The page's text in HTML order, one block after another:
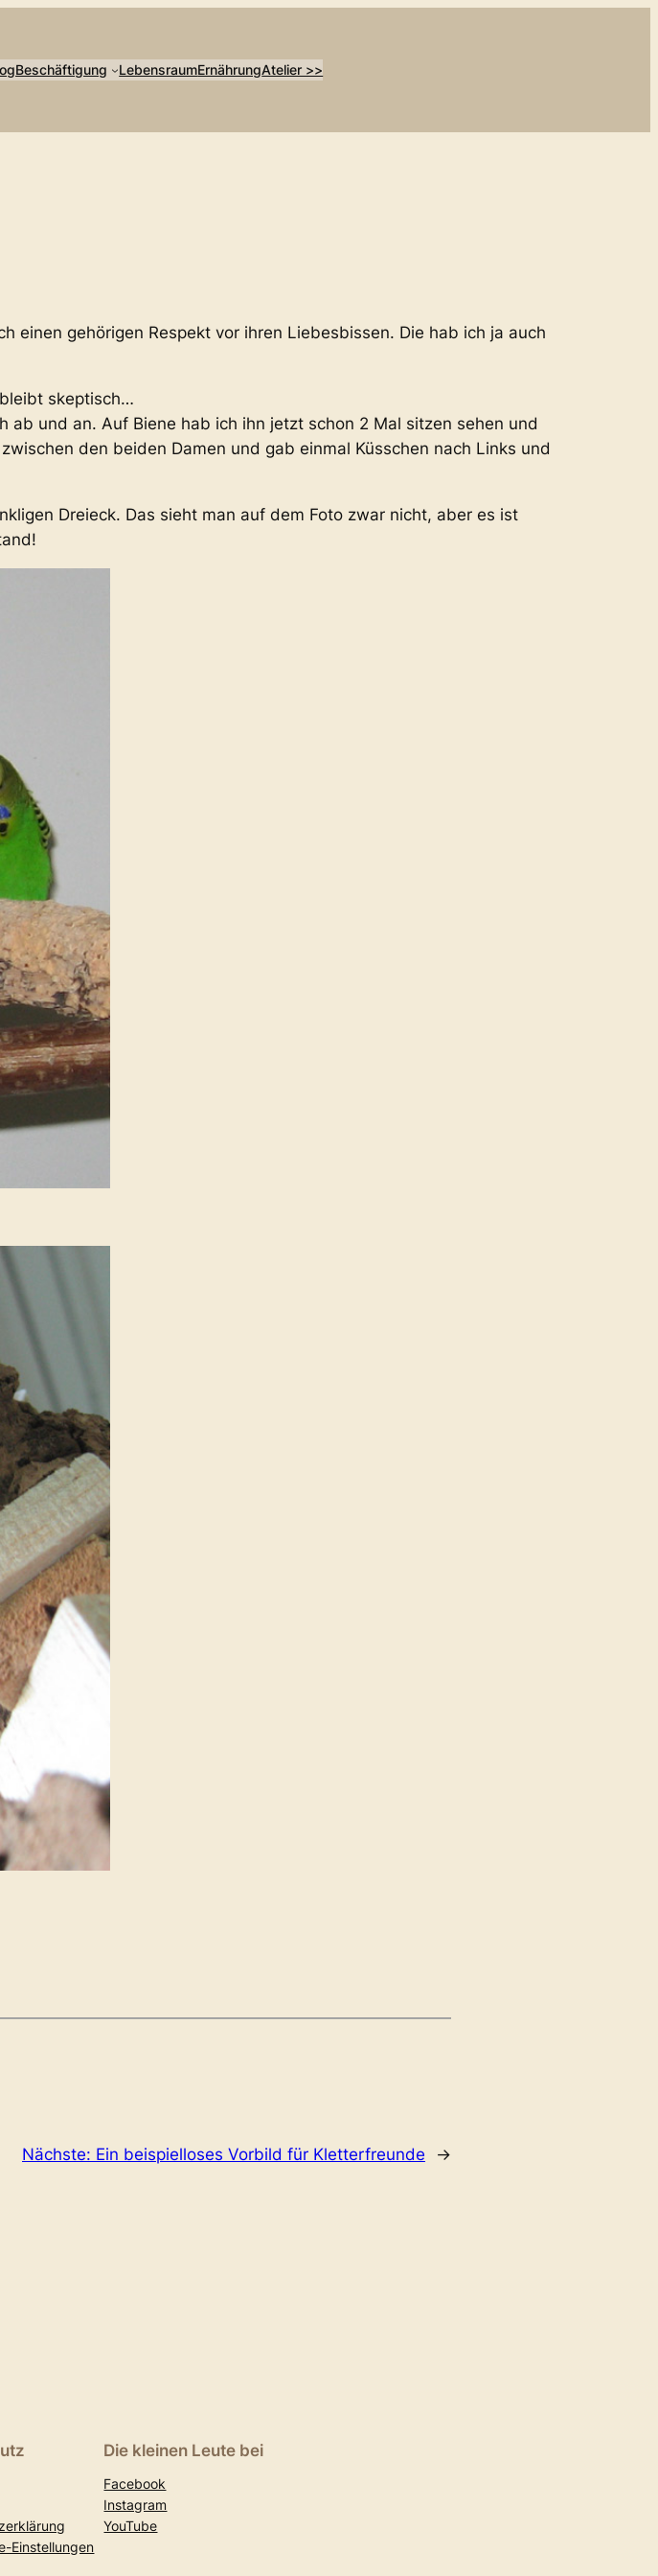
Beschäftigung LebensraumErnährungAtelier >>
einen gehörigen Respekt vor ihren Liebesbissen. Die hab ich ja auch
skeptisch…
und an. Auf Biene hab ich ihn jetzt schon 2 Mal sitzen sehen und
den beiden Damen und gab einmal Küsschen nach Links und
Dreieck. Das sieht man auf dem Foto zwar nicht, aber es ist
Nächste: Ein beispielloses Vorbild für Kletterfreunde →
Einstellungen
Die kleinen Leute bei
Facebook
Instagram
YouTube